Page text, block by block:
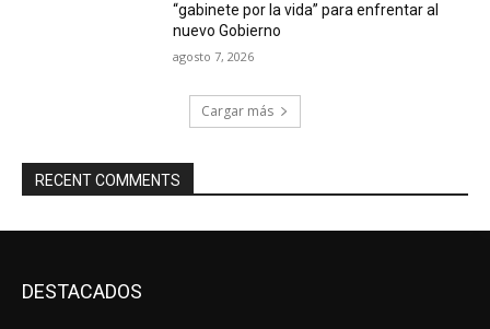
“gabinete por la vida” para enfrentar al
nuevo Gobierno
agosto 7, 2026
Cargar más
RECENT COMMENTS
DESTACADOS